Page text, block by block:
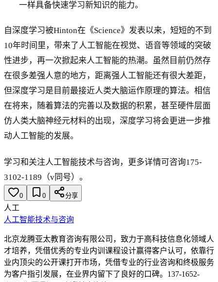
一样具备快速学习新知识的能力。
自深度学习被Hinton在《Science》发表以来，短短的不到
10年时间里，带来了人工智能在视觉、语音等领域的突破
性进步，再一次掀起来人工智能的热潮。虽然目前仍然存
在很多差强人意的地方，距离强人工智能还有很大差距，
但深度学习是目前最接近人类大脑运作原理的算法。相信
在将来，随着算法的完善以及数据的积累，甚至硬件层面
仿人类大脑神经元材料的出现，深度学习将会更进一步推
动人工智能的发展。
学习和关注人工智能技术与咨询，更多详情可咨询175-
3102-1189（v同号）。
0 0 分享
人工
人工智能技术与咨询
北京龙腾亚太教育咨询有限公司，致力于高科技信息化领域人
才培养，凭借优秀的专业内训课程设计赢得客户认可，依靠行
业内顶尖的公开课打开市场，凭借专业的行业咨询和终极服务
为客户指引发展，在业界内留下了良好的口碑。137-1652-